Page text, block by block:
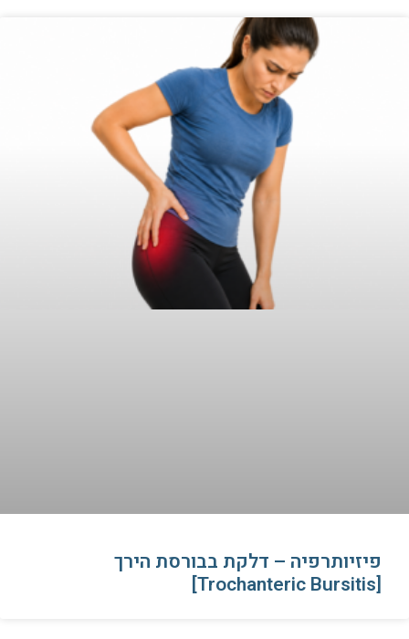
פיזיותרפיה – דלקת בבורסת הירך
[Trochanteric Bursitis]